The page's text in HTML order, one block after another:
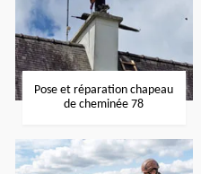
Pose et réparation chapeau
de cheminée 78